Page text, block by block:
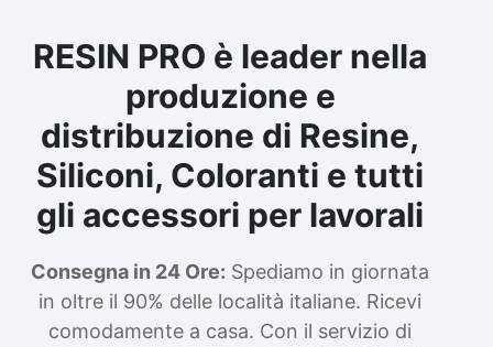
RESIN PRO è leader nella
produzione e
distribuzione di Resine,
Siliconi, Coloranti e tutti
gli accessori per lavorali
Consegna in 24 Ore: Spediamo in giornata
in oltre il 90% delle località italiane. Ricevi
comodamente a casa. Con il servizio di